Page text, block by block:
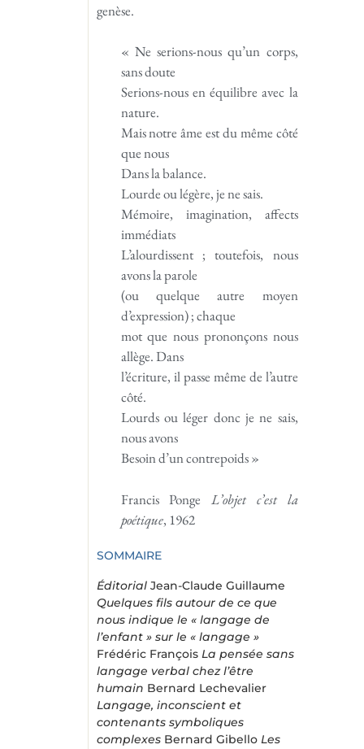
genèse.
« Ne serions-nous qu’un corps,
sans doute
Serions-nous en équilibre avec la
nature.
Mais notre âme est du même côté
que nous
Dans la balance.
Lourde ou légère, je ne sais.
Mémoire, imagination, affects
immédiats
L’alourdissent ; toutefois, nous
avons la parole
(ou quelque autre moyen
d’expression) ; chaque
mot que nous prononçons nous
allège. Dans
l’écriture, il passe même de l’autre
côté.
Lourds ou léger donc je ne sais,
nous avons
Besoin d’un contrepoids »
Francis Ponge L’objet c’est la
poétique, 1962
SOMMAIRE
Éditorial Jean-Claude Guillaume
Quelques fils autour de ce que
nous indique le « langage de
l’enfant » sur le « langage »
Frédéric François La pensée sans
langage verbal chez l’être
humain Bernard Lechevalier
Langage, inconscient et
contenants symboliques
complexes Bernard Gibello Les